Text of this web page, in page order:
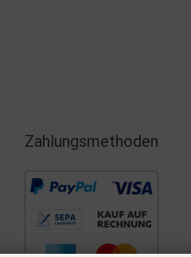
Zahlungsmethoden